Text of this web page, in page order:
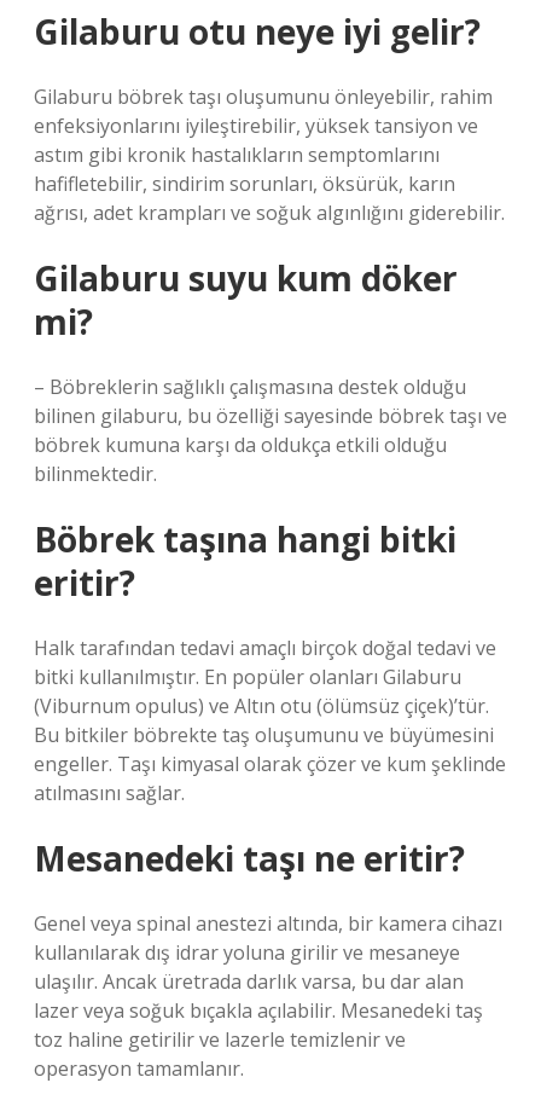
Gilaburu otu neye iyi gelir?
Gilaburu böbrek taşı oluşumunu önleyebilir, rahim
enfeksiyonlarını iyileştirebilir, yüksek tansiyon ve
astım gibi kronik hastalıkların semptomlarını
hafifletebilir, sindirim sorunları, öksürük, karın
ağrısı, adet krampları ve soğuk algınlığını giderebilir.
Gilaburu suyu kum döker
mi?
– Böbreklerin sağlıklı çalışmasına destek olduğu
bilinen gilaburu, bu özelliği sayesinde böbrek taşı ve
böbrek kumuna karşı da oldukça etkili olduğu
bilinmektedir.
Böbrek taşına hangi bitki
eritir?
Halk tarafından tedavi amaçlı birçok doğal tedavi ve
bitki kullanılmıştır. En popüler olanları Gilaburu
(Viburnum opulus) ve Altın otu (ölümsüz çiçek)’tür.
Bu bitkiler böbrekte taş oluşumunu ve büyümesini
engeller. Taşı kimyasal olarak çözer ve kum şeklinde
atılmasını sağlar.
Mesanedeki taşı ne eritir?
Genel veya spinal anestezi altında, bir kamera cihazı
kullanılarak dış idrar yoluna girilir ve mesaneye
ulaşılır. Ancak üretrada darlık varsa, bu dar alan
lazer veya soğuk bıçakla açılabilir. Mesanedeki taş
toz haline getirilir ve lazerle temizlenir ve
operasyon tamamlanır.